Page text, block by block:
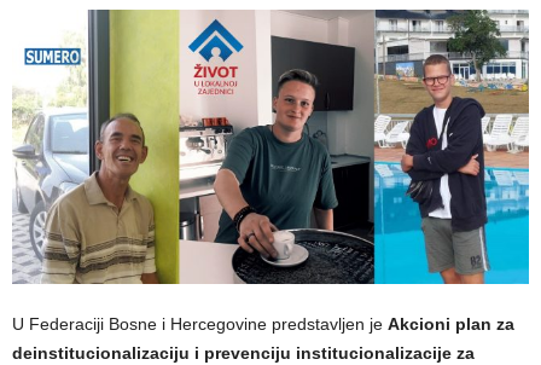
U Federaciji Bosne i Hercegovine predstavljen je Akcioni plan za
deinstitucionalizaciju i prevenciju institucionalizacije za